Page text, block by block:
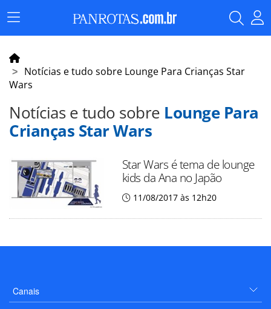
Menu
Principal
Notícias e tudo sobre Lounge Para Crianças Star
Wars
Notícias e tudo sobre Lounge Para
Crianças Star Wars
Star Wars é tema de lounge
kids da Ana no Japão
11/08/2017 às 12h20
Canais